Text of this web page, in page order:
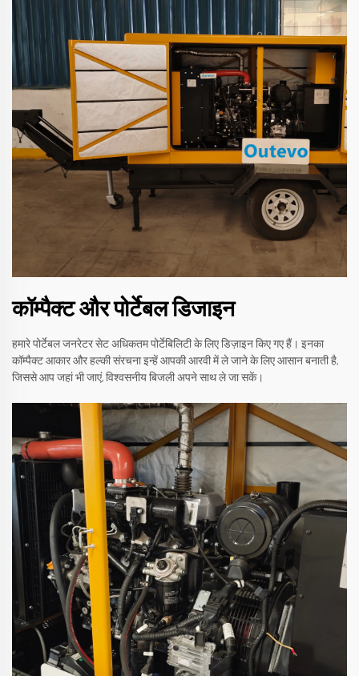
कॉम्पैक्ट और पोर्टेबल डिजाइन
हमारे पोर्टेबल जनरेटर सेट अधिकतम पोर्टेबिलिटी के लिए डिज़ाइन किए गए हैं। इनका
कॉम्पैक्ट आकार और हल्की संरचना इन्हें आपकी आरवी में ले जाने के लिए आसान बनाती है,
जिससे आप जहां भी जाएं, विश्वसनीय बिजली अपने साथ ले जा सकें।